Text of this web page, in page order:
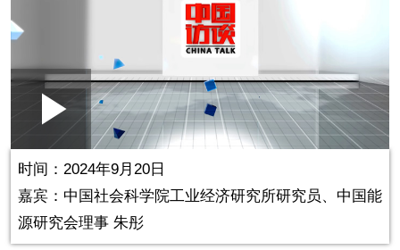
Play
Video
Mute
Picture-
Picture
时间：2024年9月20日
嘉宾： 中国社会科学院工业经济研究所研究员、中国能
源研究会理事 朱彤